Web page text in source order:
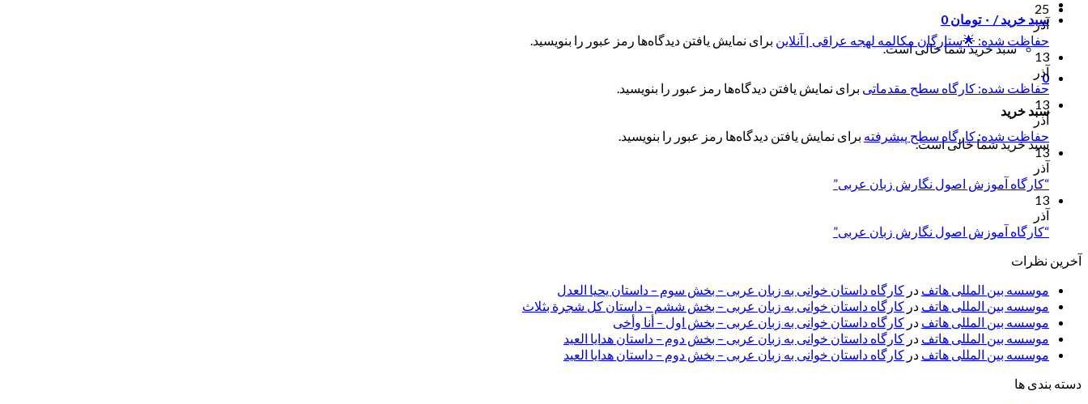
سبد خرید / ۰ تومان 0
سبد خرید شما خالی است.
0
سبد خرید
سبد خرید شما خالی است.
25
آذر
حفاظت شده: 🌟ستارگان مکالمه لهجه عراقی | آنلاین برای نمایش یافتن دیدگاه‌ها رمز عبور را بنویسید.
13
آذر
حفاظت شده: کارگاه سطح مقدماتی برای نمایش یافتن دیدگاه‌ها رمز عبور را بنویسید.
13
آذر
حفاظت شده: کارگاه سطح پیشرفته برای نمایش یافتن دیدگاه‌ها رمز عبور را بنویسید.
13
آذر
“کارگاه آموزش اصول نگارش زبان عربی”
13
آذر
“کارگاه آموزش اصول نگارش زبان عربی”
آخرین نظرات
موسسه بین المللی هاتف در کارگاه داستان خوانی به زبان عربی – بخش سوم – داستان یحیا العدل
موسسه بین المللی هاتف در کارگاه داستان خوانی به زبان عربی – بخش ششم – داستان کل شجرة بثلاث
موسسه بین المللی هاتف در کارگاه داستان خوانی به زبان عربی – بخش اول – أنا وأخی
موسسه بین المللی هاتف در کارگاه داستان خوانی به زبان عربی – بخش دوم – داستان هدایا العید
موسسه بین المللی هاتف در کارگاه داستان خوانی به زبان عربی – بخش دوم – داستان هدایا العید
دسته بندی ها